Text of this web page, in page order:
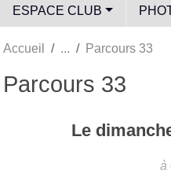
ESPACE CLUB
Accueil Parcours 33
Parcours 33
Le
à